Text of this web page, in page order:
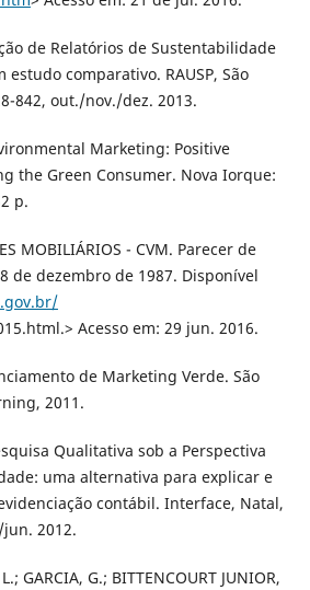
de Relatórios de Sustentabilidade
comparativo. RAUSP, São
842, out./nov./dez. 2013.
Marketing: Positive
the Green Consumer. Nova Iorque:
p.
MOBILIÁRIOS - CVM. Parecer de
de dezembro de 1987. Disponível
Acesso em: 29 jun. 2016.
de Marketing Verde. São
2011.
Qualitativa sob a Perspectiva
uma alternativa para explicar e
contábil. Interface, Natal,
2012.
L.; GARCIA, G.; BITTENCOURT JUNIOR,